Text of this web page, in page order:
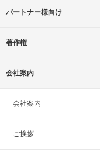
パートナー様向け
著作権
会社案内
会社案内
ご挨拶